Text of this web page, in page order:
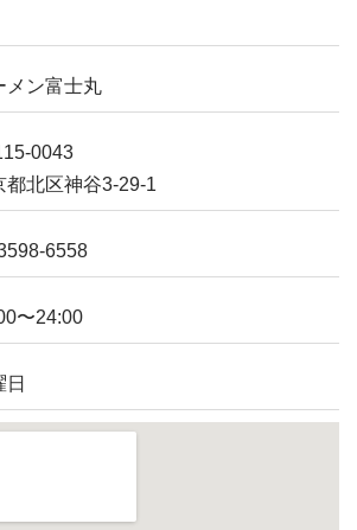
メン富士丸
0043
都北区神谷3-29-1
6558
〜24:00
日